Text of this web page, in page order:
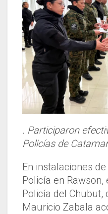
. Participaron
Policías de
En instalaciones
Policía en
Policía del Chubut,
Mauricio Zabala